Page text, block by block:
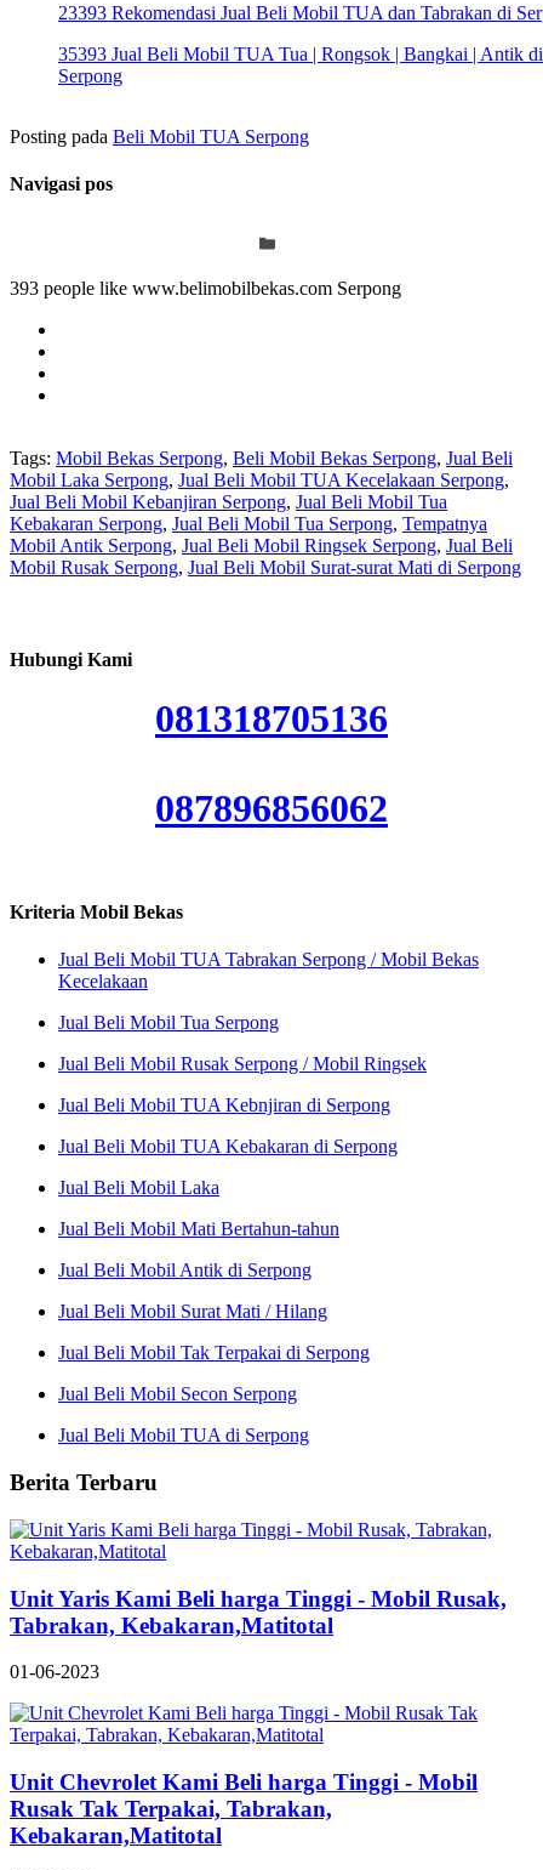
23393 Rekomendasi Jual Beli Mobil TUA dan Tabrakan di
35393 Jual Beli Mobil TUA Tua | Rongsok | Bangkai | Antik di
Serpong
Posting pada Beli Mobil TUA Serpong
Navigasi pos
393 people like www.belimobilbekas.com Serpong
Tags: Mobil Bekas Serpong, Beli Mobil Bekas Serpong, Jual Beli
Mobil Laka Serpong, Jual Beli Mobil TUA Kecelakaan Serpong,
Jual Beli Mobil Kebanjiran Serpong, Jual Beli Mobil Tua
Kebakaran Serpong, Jual Beli Mobil Tua Serpong, Tempatnya
Mobil Antik Serpong, Jual Beli Mobil Ringsek Serpong, Jual Beli
Mobil Rusak Serpong, Jual Beli Mobil Surat-surat Mati di Serpong
Hubungi Kami
081318705136
087896856062
Kriteria Mobil Bekas
Jual Beli Mobil TUA Tabrakan Serpong / Mobil Bekas
Kecelakaan
Jual Beli Mobil Tua Serpong
Jual Beli Mobil Rusak Serpong / Mobil Ringsek
Jual Beli Mobil TUA Kebnjiran di Serpong
Jual Beli Mobil TUA Kebakaran di Serpong
Jual Beli Mobil Laka
Jual Beli Mobil Mati Bertahun-tahun
Jual Beli Mobil Antik di Serpong
Jual Beli Mobil Surat Mati / Hilang
Jual Beli Mobil Tak Terpakai di Serpong
Jual Beli Mobil Secon Serpong
Jual Beli Mobil TUA di Serpong
Berita Terbaru
Unit Yaris Kami Beli harga Tinggi - Mobil Rusak,
Tabrakan, Kebakaran,Matitotal
01-06-2023
Unit Chevrolet Kami Beli harga Tinggi - Mobil
Rusak Tak Terpakai, Tabrakan,
Kebakaran,Matitotal